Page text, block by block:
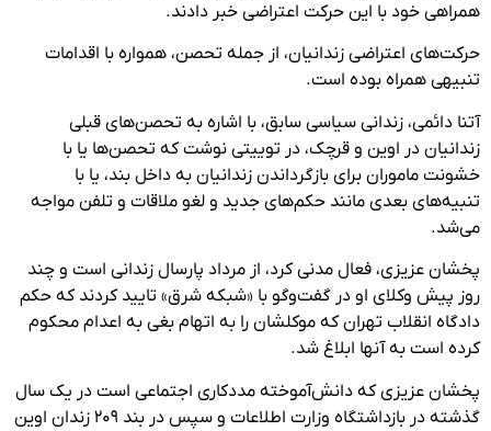
همراهی خود با این حرکت اعتراضی خبر دادند.
حرکت‌های اعتراضی زندانیان، از جمله تحصن، همواره با اقدامات
تنبیهی همراه بوده است.
آتنا دائمی، زندانی سیاسی سابق، با اشاره به تحصن‌های قبلی
زندانیان در اوین و قرچک، در توییتی نوشت که تحصن‌ها یا با
خشونت ماموران برای بازگرداندن زندانیان به داخل بند، یا با
تنبیه‌های بعدی مانند حکم‌های جدید و لغو ملاقات و تلفن مواجه
می‌شد.
پخشان عزیزی، فعال مدنی کرد، از مرداد پارسال زندانی است و چند
روز پیش وکلای او در گفت‌وگو با «شبکه شرق» تایید کردند که حکم
دادگاه انقلاب تهران که موکلشان را به اتهام بغی به اعدام محکوم
کرده است به آنها ابلاغ شد.
پخشان عزیزی که دانش‌آموخته مددکاری اجتماعی است در یک سال
گذشته در بازداشتگاه وزارت اطلاعات و سپس در بند ۲۰۹ زندان اوین